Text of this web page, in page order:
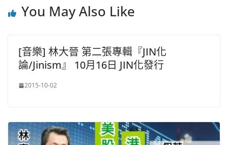
You May Also Like
[音樂] 林大晉 第二張專輯『JIN化
論/Jinism』 10月16日 JIN化發行
2015-10-02